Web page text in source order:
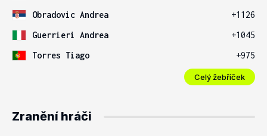
Obradovic Andrea
+1126
Guerrieri Andrea
+1045
Torres Tiago
+975
Celý žebříček
Zranění hráči